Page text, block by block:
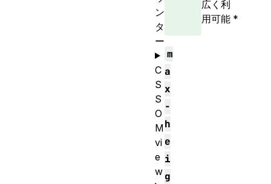
広く利
用可能 *
m
a
x
-
h
e
i
g
ン
タ
ー
C
S
S
O
M
vi
e
w